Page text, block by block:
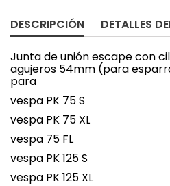
DESCRIPCIÓN DETALLES
Junta de unión escape con
agujeros 54mm (para
para
vespa PK 75 S
vespa PK 75 XL
vespa 75 FL
vespa PK 125 S
vespa PK 125 XL